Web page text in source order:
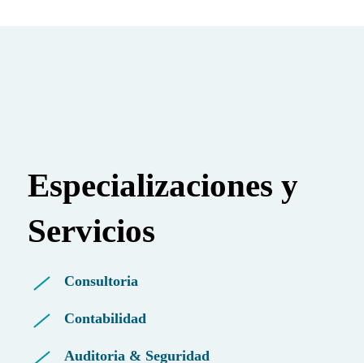
Especializaciones y
Servicios
Consultoria
Contabilidad
Auditoria & Seguridad